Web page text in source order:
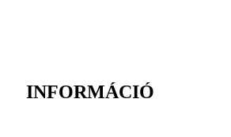
INFORMÁCIÓ